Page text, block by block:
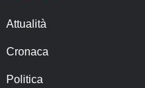
Attualità
Cronaca
Politica